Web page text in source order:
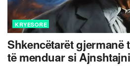
KRYESORE
Shkencëtarët gjermanë
të menduar si Ajnshtajni